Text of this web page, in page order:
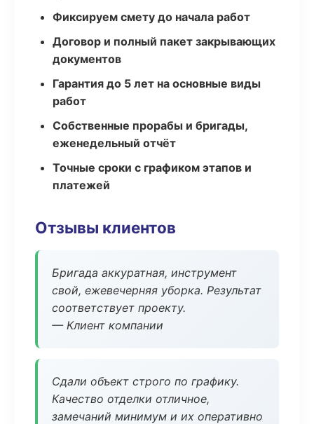
Фиксируем смету до начала работ
Договор и полный пакет закрывающих
документов
Гарантия до 5 лет на основные виды
работ
Собственные прорабы и бригады,
еженедельный отчёт
Точные сроки с графиком этапов и
платежей
Отзывы клиентов
Бригада аккуратная, инструмент
свой, ежевечерняя уборка. Результат
соответствует проекту.
— Клиент компании
Сдали объект строго по графику.
Качество отделки отличное,
замечаний минимум и их оперативно